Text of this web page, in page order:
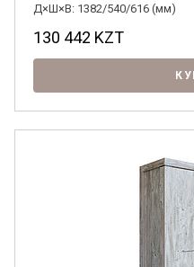
Д×Ш×В: 1382/540/616 (мм)
130 442 KZT